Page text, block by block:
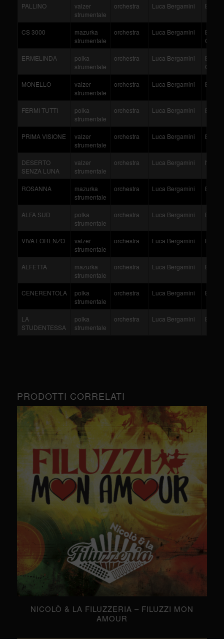
PALLINO
valzer
strumentale
orchestra Luca Bergamini
CS 3000
mazurka
strumentale
orchestra Luca Bergamini
ERMELINDA
polka
strumentale
orchestra Luca Bergamini
MONELLO
valzer
strumentale
orchestra Luca Bergamini
FERMI TUTTI
polka
strumentale
orchestra Luca Bergamini
PRIMA VISIONE
valzer
strumentale
orchestra Luca Bergamini
DESERTO
SENZA LUNA
valzer
strumentale
orchestra Luca Bergamini
ROSANNA
mazurka
strumentale
orchestra Luca Bergamini
ALFA SUD
polka
strumentale
orchestra Luca Bergamini
VIVA LORENZO
valzer
strumentale
orchestra Luca Bergamini
ALFETTA
mazurka
strumentale
orchestra Luca Bergamini
CENERENTOLA
polka
strumentale
orchestra Luca Bergamini
LA
STUDENTESSA
polka
strumentale
orchestra Luca Bergamini
PRODOTTI CORRELATI
NICOLÒ & LA FILUZZERIA – FILUZZI MON
AMOUR